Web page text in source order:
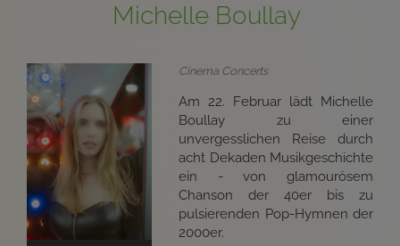
Michelle Boullay
Cinema Concerts
Am 22. Februar lädt Michelle
Boullay zu einer
unvergesslichen Reise durch
acht Dekaden Musikgeschichte
ein - von glamourösem
Chanson der 40er bis zu
pulsierenden Pop-Hymnen der
2000er.